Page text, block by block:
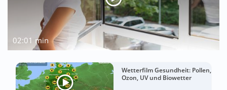
02:01 min
Wetterfilm Gesundheit: Pollen,
Ozon, UV und Biowetter